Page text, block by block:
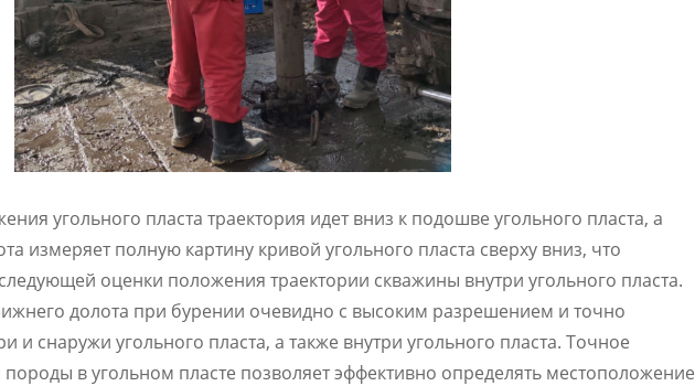
угольного пласта траектория идет вниз к подошве угольного пласта, а
измеряет полную картину кривой угольного пласта сверху вниз, что
оценки положения траектории скважины внутри угольного пласта.
долота при бурении очевидно с высоким разрешением и точно
и снаружи угольного пласта, а также внутри угольного пласта. Точное
в угольном пласте позволяет эффективно определять местоположение